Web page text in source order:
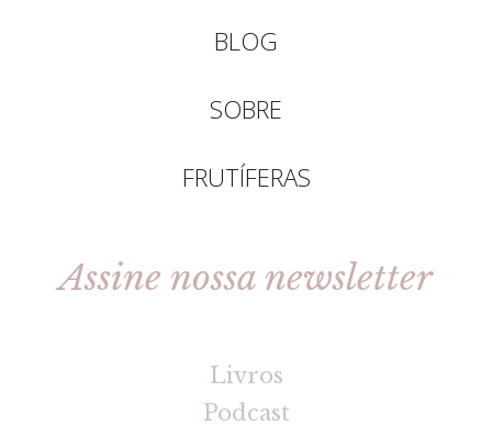
BLOG
SOBRE
FRUTÍFERAS
Assine nossa newsletter
Livros
Podcast